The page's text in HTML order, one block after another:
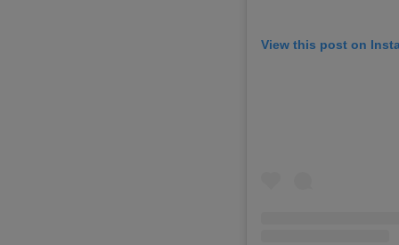
View this post on